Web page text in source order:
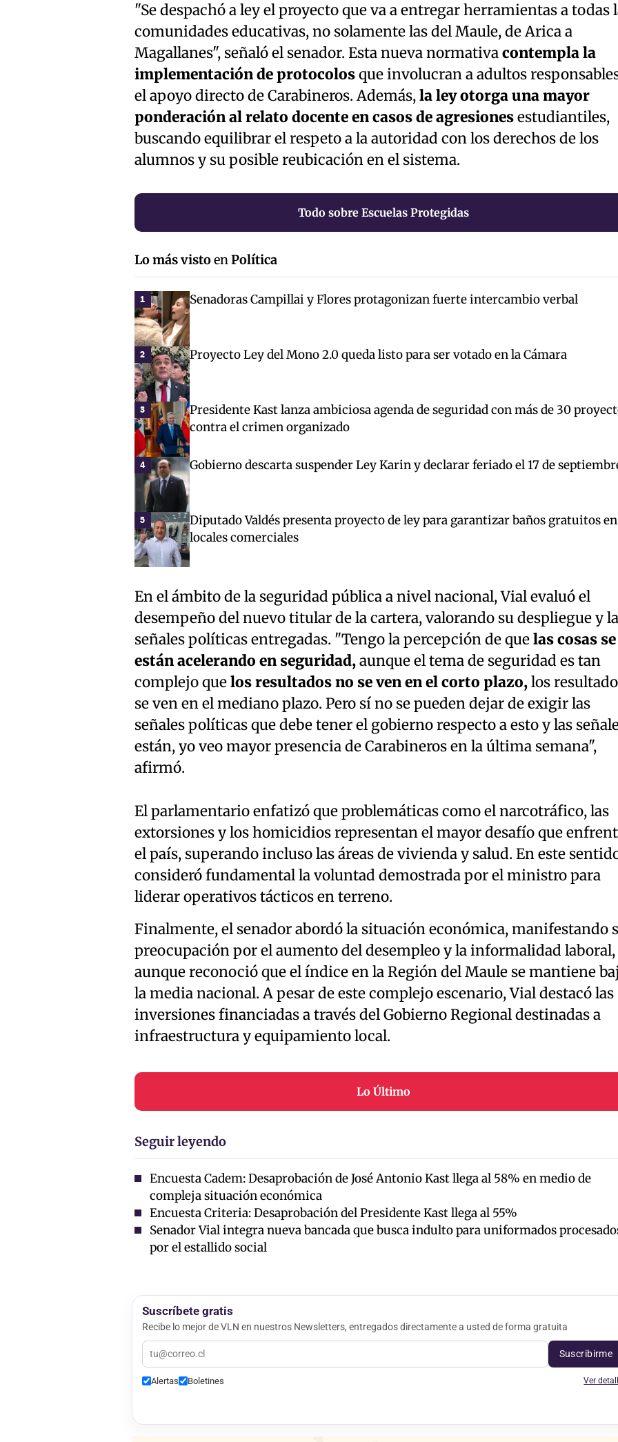
"Se despachó a ley el proyecto que va a entregar herramientas a todas
comunidades educativas, no solamente las del Maule, de Arica a
Magallanes", señaló el senador. Esta nueva normativacontempla la
implementación de protocolosque involucran a adultos
el apoyo directo de Carabineros. Además,la ley otorga una mayor
ponderación al relato docente en casos de agresionesestudiantiles,
buscando equilibrar el respeto a la autoridad con los derechos de los
alumnos y su posible reubicación en el sistema.
Todo sobre Escuelas Protegidas
Lo más vistoenPolítica
1 Senadoras Campillai y Flores protagonizan fuerte intercambio verbal
2 Proyecto Ley del Mono 2.0 queda listo para ser votado en la Cámara
3
Presidente Kast lanza ambiciosa agenda de seguridad con más de 30
contra el crimen organizado
4 Gobierno descarta suspender Ley Karin y declarar feriado el 17 de
5
Diputado Valdés presenta proyecto de ley para garantizar baños gratuitos en
locales comerciales
En el ámbito de la seguridad pública a nivel nacional, Vial evaluó el
desempeño del nuevo titular de la cartera, valorando su despliegue y
señales políticas entregadas. "Tengo la percepción de quelas cosas se
están acelerando en seguridad,aunque el tema de seguridad es tan
complejo quelos resultados no se ven en el corto plazo,los
se ven en el mediano plazo. Pero sí no se pueden dejar de exigir las
señales políticas que debe tener el gobierno respecto a esto y las
están, yo veo mayor presencia de Carabineros en la última semana",
afirmó.
El parlamentario enfatizó que problemáticas como el narcotráfico, las
extorsiones y los homicidios representan el mayor desafío que
el país, superando incluso las áreas de vivienda y salud. En este
consideró fundamental la voluntad demostrada por el ministro para
liderar operativos tácticos en terreno.
Finalmente, el senador abordó la situación económica, manifestando
preocupación por el aumento del desempleo y la informalidad laboral,
aunque reconoció que el índice en la Región del Maule se mantiene
la media nacional. A pesar de este complejo escenario, Vial destacó las
inversiones financiadas a través del Gobierno Regional destinadas a
infraestructura y equipamiento local.
Lo Último
Seguir leyendo
Encuesta Cadem: Desaprobación de José Antonio Kast llega al 58% en medio de
compleja situación económica
Encuesta Criteria: Desaprobación del Presidente Kast llega al 55%
Senador Vial integra nueva bancada que busca indulto para uniformados
por el estallido social
Suscríbete gratis
Recibe lo mejor de VLN en nuestros Newsletters, entregados directamente a usted de forma gratuita
Suscribirme
Alertas Boletines Ver